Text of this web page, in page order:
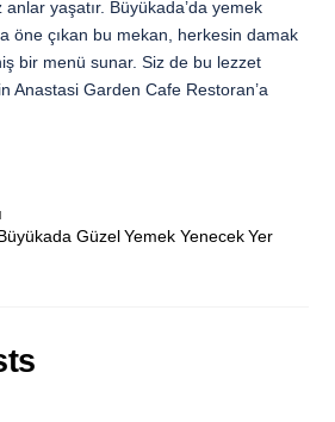
yaşatır. Büyükada’da yemek
öne çıkan bu mekan, herkesin damak
bir menü sunar. Siz de bu lezzet
Anastasi Garden Cafe Restoran’a
Güzel Yemek Yenecek Yer